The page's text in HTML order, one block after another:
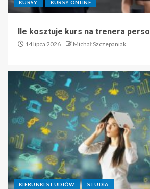
KURSY KURSY ONLINE
Ile kosztuje kurs na trenera
14 lipca 2026 Michał Szczepaniak
KIERUNKI STUDIÓW STUDIA